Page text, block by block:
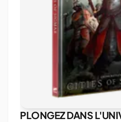
PLONGEZ DANS